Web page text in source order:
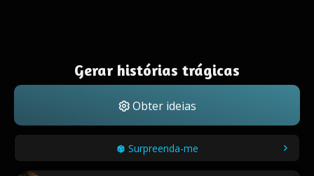
Gerar histórias trágicas
Obter ideias
Surpreenda-me